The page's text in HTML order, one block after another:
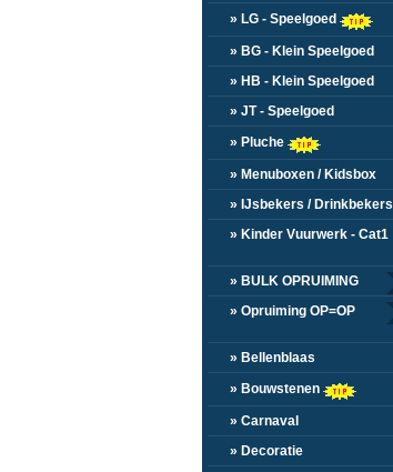
» LG - Speelgoed
» BG - Klein Speelgoed
» HB - Klein Speelgoed
» JT - Speelgoed
» Pluche
» Menuboxen / Kidsbox
» IJsbekers / Drinkbekers
» Kinder Vuurwerk - Cat1
» BULK OPRUIMING
» Opruiming OP=OP
» Bellenblaas
» Bouwstenen
» Carnaval
» Decoratie